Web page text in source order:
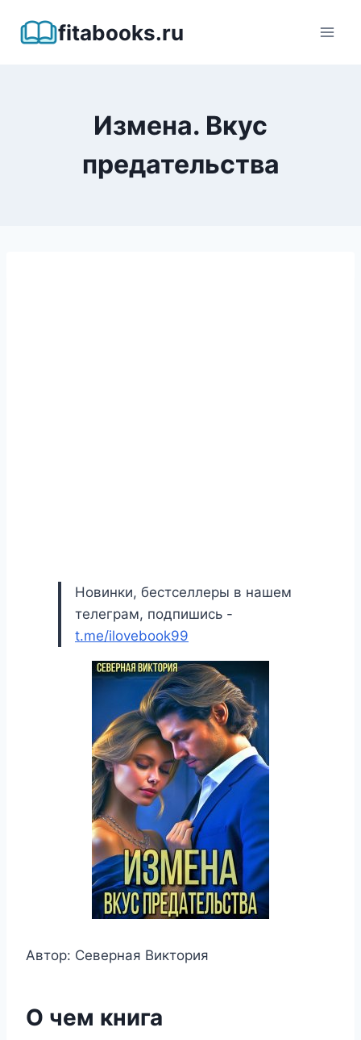
fitabooks.ru
Измена. Вкус
предательства
Новинки, бестселлеры в нашем
телеграм, подпишись -
t.me/ilovebook99
Автор: Северная Виктория
О чем книга